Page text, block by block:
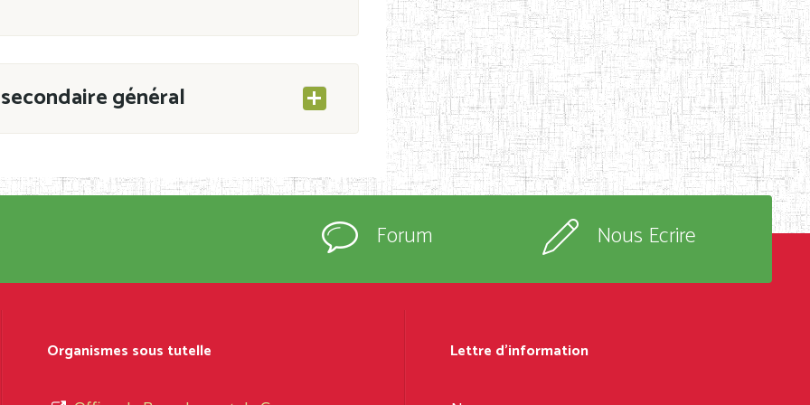
général
CAB du 21 mars 2011 portant ouverture
immatriculés et inscrits au
Forum Nous Ecrire
Organismes sous tutelle Lettre d'information